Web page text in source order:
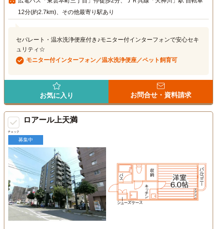
12分(約2.7km)、その他最寄り駅あり
セパレート・温水洗浄便座付き♪モニター付インターフォンで安心セキ
ュリティ☆
モニター付インターフォン／温水洗浄便座／ペット飼育可
お気に入り お問合せ・資料請求
チェック
ロアール上天満
募集中